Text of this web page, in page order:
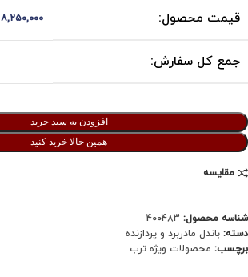
قیمت محصول: ۸,۲۵۰,۰۰۰
جمع کل سفارش:
افزودن به سبد خرید
همین حالا خرید کنید
مقایسه
شناسه محصول: 400483
دسته: باندل مادربرد و پردازنده
برچسب: محصولات ویژه ترب